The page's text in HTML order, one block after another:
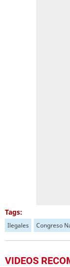
Tags:
Ilegales Congreso
VIDEOS